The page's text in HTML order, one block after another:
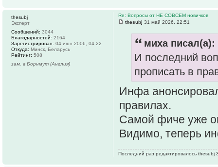
Re: Вопросы от НЕ СОВСЕМ новичков
thesubj 31 май 2026, 22:51
миха писал(а):
И последний
прописать в
Инфа
правилах.
Самой фиче уже
Видимо, теперь
Последний раз редактировалось thesubj
thesubj
Эксперт
Сообщений: 3044
Благодарностей: 2164
Зарегистрирован: 04 июн 2006, 04:22
Откуда: Минск, Беларусь
Рейтинг: 508
зам. в Борнмут (Англия)